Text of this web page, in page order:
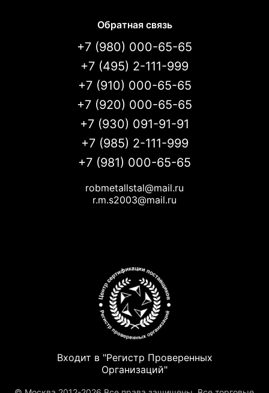
Обратная связь
+7 (980) 000-65-65
+7 (495) 2-111-999
+7 (910) 000-65-65
+7 (920) 000-65-65
+7 (930) 091-91-91
+7 (985) 2-111-999
+7 (981) 000-65-65
robmetallstal@mail.ru
r.m.s2003@mail.ru
Входит в "Регистр Проверенных
Организаций"